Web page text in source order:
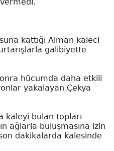
kattığı Alman kaleci
galibiyette
hücumda daha etkili
yakalayan Çekya
kaleyi bulan topları
ağlarla buluşmasına izin
dakikalarda kalesinde